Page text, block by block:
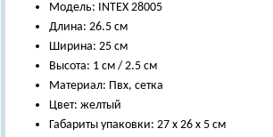
Модель: INTEX 28005
Длина: 26.5 см
Ширина: 25 см
Высота: 1 см / 2.5 см
Материал: Пвх, сетка
Цвет: желтый
Габариты упаковки: 27 х 26 х 5 см